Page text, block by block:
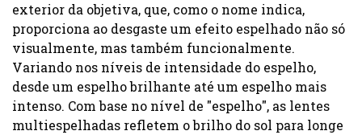
exterior da objetiva, que, como o nome indica,
proporciona ao desgaste um efeito espelhado não só
visualmente, mas também funcionalmente.
Variando nos níveis de intensidade do espelho,
desde um espelho brilhante até um espelho mais
intenso. Com base no nível de "espelho", as lentes
multiespelhadas refletem o brilho do sol para longe